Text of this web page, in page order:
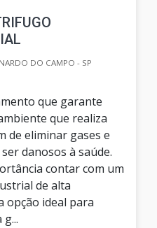
DO CAMPO - SP
que garante
que realiza
de eliminar gases e
danosos à saúde.
contar com um
de alta
opção ideal para